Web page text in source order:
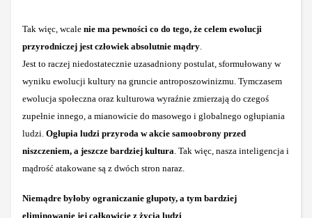
Tak więc, wcale nie ma pewności co do tego, że celem ewolucji
przyrodniczej jest człowiek absolutnie mądry
Jest to raczej niedostatecznie uzasadniony postulat, sformułowany w
wyniku ewolucji kultury na gruncie antroposzowinizmu. Tymczasem
ewolucja społeczna oraz kulturowa wyraźnie zmierzają do czegoś
zupełnie innego, a mianowicie do masowego i globalnego ogłupiania
ludzi. Ogłupia ludzi przyroda w akcie samoobrony przed
niszczeniem, a jeszcze bardziej kultura . Tak więc, nasza inteligencja i
mądrość atakowane są z dwóch stron naraz.
Niemądre byłoby ograniczanie głupoty, a tym bardziej
eliminowanie jej całkowicie z życia ludzi